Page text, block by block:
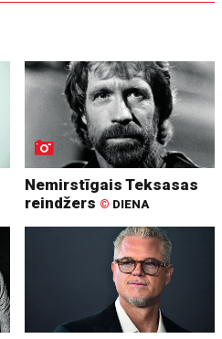
Nemirstīgais Teksasas
reindžers © DIENA